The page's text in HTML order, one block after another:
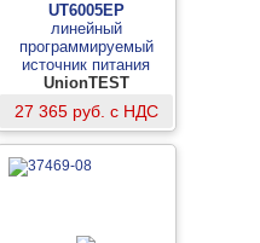
UT6005EP
линейный
программируемый
источник питания
UnionTEST
27 365 руб. с НДС